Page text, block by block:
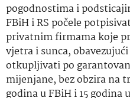
pogodnostima i
FBiH i RS počele
privatnim firmama koje
vjetra i sunca,
otkupljivati po
mijenjane, bez obzira na
godina u FBiH i 15 godina